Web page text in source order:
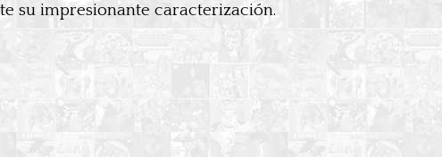
su impresionante caracterización.